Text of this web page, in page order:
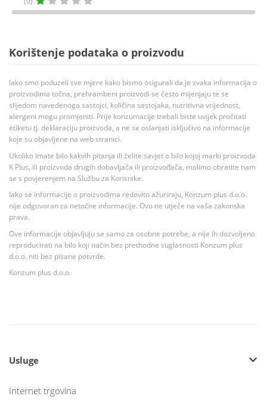
Korištenje podataka o proizvodu
Iako smo poduzeli sve mjere kako bismo osigurali da je svaka informacija o
proizvodima točna, prehrambeni proizvodi se često mijenjaju te se
slijedom navedenoga sastojci, količina sastojaka, nutritivna vrijednost,
alergeni mogu promjeniti. Prije konzumacije trebali biste uvijek pročitati
etiketu tj. deklaraciju proizvoda, a ne se oslanjati isključivo na informacije
koje su objavljene na web stranici.
Ukoliko imate bilo kakvih pitanja ili želite savjet o bilo kojoj marki proizvoda
K Plus, ili proizvoda drugih dobavljača ili proizvođača, molimo obratite nam
se s povjerenjem na Službu za Korisnike.
Iako se informacije o proizvodima redovito ažuriraju, Konzum plus d.o.o.
nije odgovoran za netočne informacije. Ovo ne utječe na vaša zakonska
prava.
Ove informacije objavljuju se samo za osobne potrebe, a nije ih dozvoljeno
reproducirati na bilo koji način bez prethodne suglasnosti Konzum plus
d.o.o. niti bez pisane potvrde.
Konzum plus d.o.o.
Usluge
Internet trgovina